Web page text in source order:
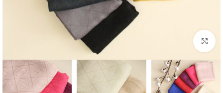
برای بزرگنمایی کلیک کنید